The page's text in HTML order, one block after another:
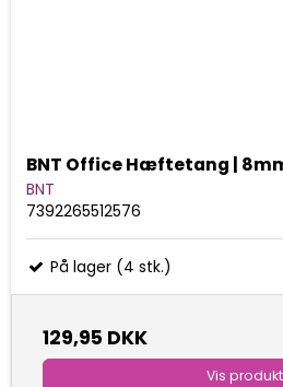
BNT Office Hæftetang |
BNT
7392265512576
På lager (4 stk.)
129,95 DKK
Vis produkt